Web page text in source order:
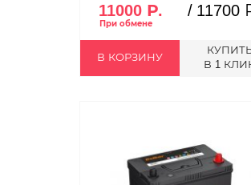
11000 Р. / 11700
В КОРЗИНУ
В 1